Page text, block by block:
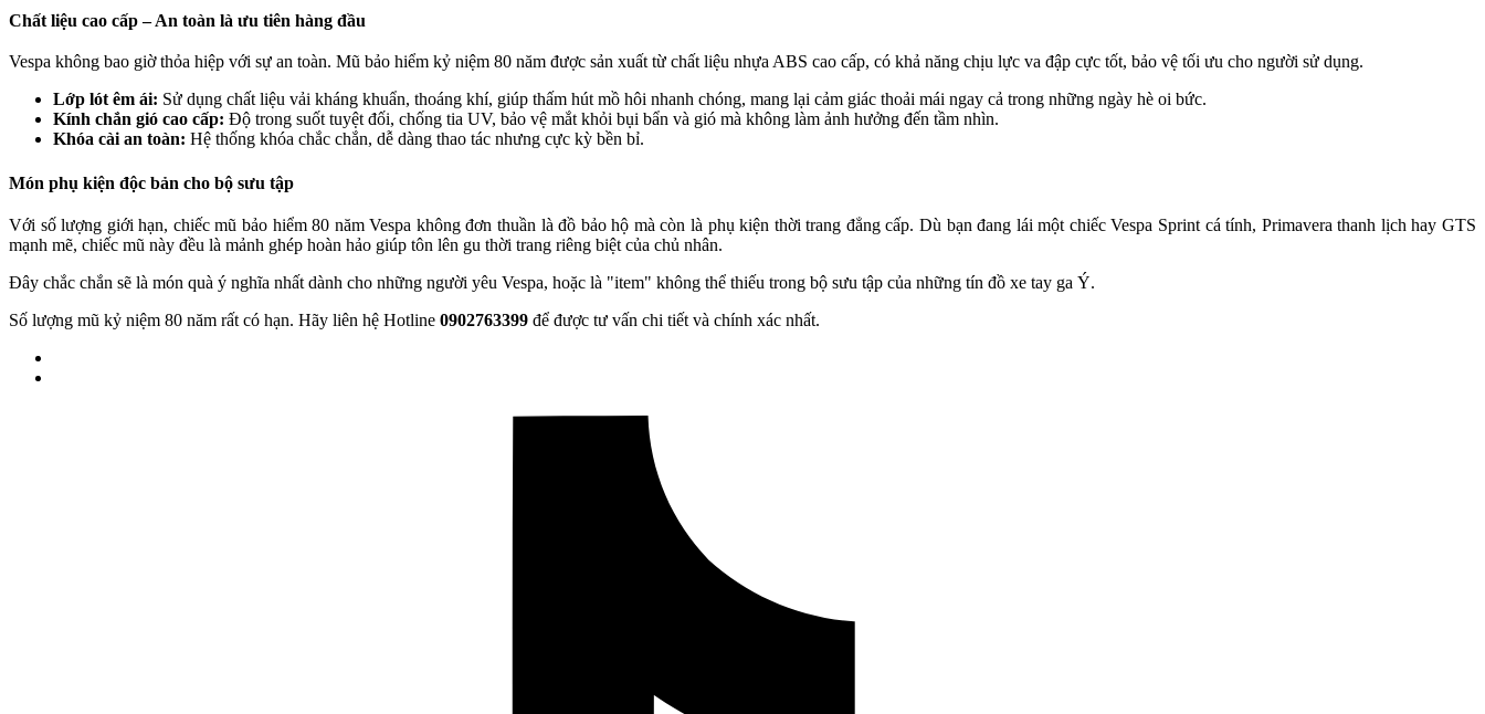
Chất liệu cao cấp – An toàn là ưu tiên hàng đầu
Vespa không bao giờ thỏa hiệp với sự an toàn. Mũ bảo hiểm kỷ niệm 80 năm được sản xuất từ chất liệu nhựa ABS cao cấp, có khả năng chịu lực va đập cực tốt, bảo vệ tối ưu cho người sử dụng.
Lớp lót êm ái: Sử dụng chất liệu vải kháng khuẩn, thoáng khí, giúp thấm hút mồ hôi nhanh chóng, mang lại cảm giác thoải mái ngay cả trong những ngày hè oi bức.
Kính chắn gió cao cấp: Độ trong suốt tuyệt đối, chống tia UV, bảo vệ mắt khỏi bụi bẩn và gió mà không làm ảnh hưởng đến tầm nhìn.
Khóa cài an toàn: Hệ thống khóa chắc chắn, dễ dàng thao tác nhưng cực kỳ bền bỉ.
Món phụ kiện độc bản cho bộ sưu tập
Với số lượng giới hạn, chiếc mũ bảo hiểm 80 năm Vespa không đơn thuần là đồ bảo hộ mà còn là phụ kiện thời trang đẳng cấp. Dù bạn đang lái một chiếc Vespa Sprint cá tính, Primavera thanh lịch hay GTS
mạnh mẽ, chiếc mũ này đều là mảnh ghép hoàn hảo giúp tôn lên gu thời trang riêng biệt của chủ nhân.
Đây chắc chắn sẽ là món quà ý nghĩa nhất dành cho những người yêu Vespa, hoặc là "item" không thể thiếu trong bộ sưu tập của những tín đồ xe tay ga Ý.
Số lượng mũ kỷ niệm 80 năm rất có hạn. Hãy liên hệ Hotline 0902763399 để được tư vấn chi tiết và chính xác nhất.